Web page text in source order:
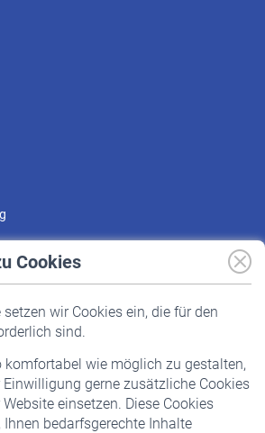
Cookies
wir Cookies ein, die für den
sind.
komfortabel wie möglich zu gestalten,
gerne zusätzliche Cookies
einsetzen. Diese Cookies
bedarfsgerechte Inhalte